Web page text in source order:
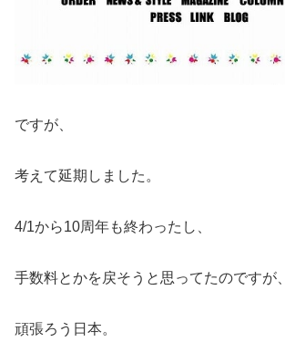
ですが、
考えて延期しました。
4/1から10周年も終わったし、
手数料とかを戻そうと思ってたのですが、
頑張ろう日本。